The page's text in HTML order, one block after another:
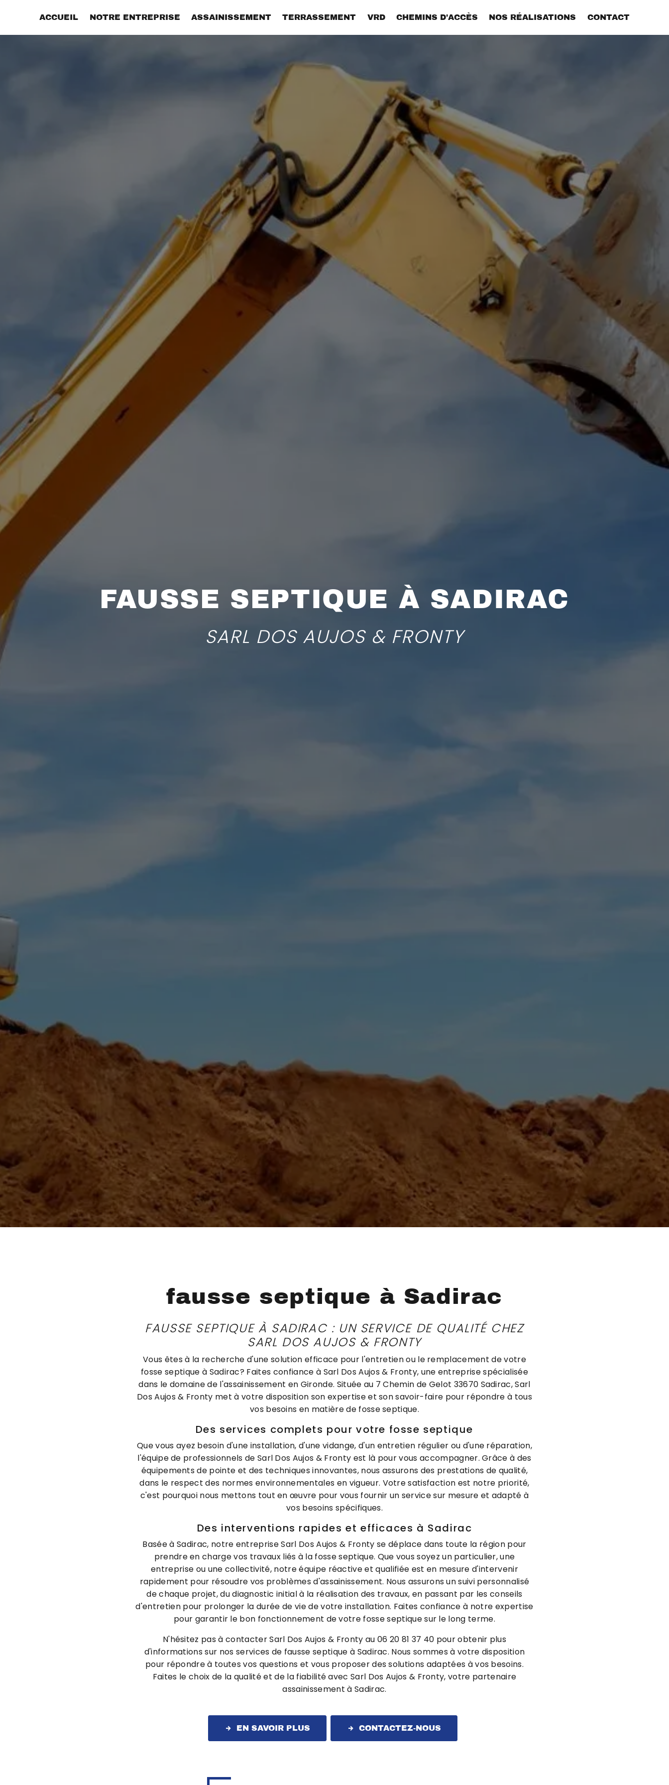
ACCUEIL NOTRE ENTREPRISE ASSAINISSEMENT TERRASSEMENT VRD CHEMINS D'ACCÈS NOS RÉALISATIONS CONTACT
FAUSSE SEPTIQUE À SADIRAC
SARL DOS AUJOS & FRONTY
fausse septique à Sadirac
FAUSSE SEPTIQUE À SADIRAC : UN SERVICE DE QUALITÉ CHEZ
SARL DOS AUJOS & FRONTY
Vous êtes à la recherche d'une solution efficace pour l'entretien ou le remplacement de votre
fosse septique à Sadirac? Faites confiance à Sarl Dos Aujos & Fronty, une entreprise spécialisée
dans le domaine de l'assainissement en Gironde. Située au 7 Chemin de Gelot 33670 Sadirac, Sarl
Dos Aujos & Fronty met à votre disposition son expertise et son savoir-faire pour répondre à tous
vos besoins en matière de fosse septique.
Des services complets pour votre fosse septique
Que vous ayez besoin d'une installation, d'une vidange, d'un entretien régulier ou d'une réparation,
l'équipe de professionnels de Sarl Dos Aujos & Fronty est là pour vous accompagner. Grâce à des
équipements de pointe et des techniques innovantes, nous assurons des prestations de qualité,
dans le respect des normes environnementales en vigueur. Votre satisfaction est notre priorité,
c'est pourquoi nous mettons tout en œuvre pour vous fournir un service sur mesure et adapté à
vos besoins spécifiques.
Des interventions rapides et efficaces à Sadirac
Basée à Sadirac, notre entreprise Sarl Dos Aujos & Fronty se déplace dans toute la région pour
prendre en charge vos travaux liés à la fosse septique. Que vous soyez un particulier, une
entreprise ou une collectivité, notre équipe réactive et qualifiée est en mesure d'intervenir
rapidement pour résoudre vos problèmes d'assainissement. Nous assurons un suivi personnalisé
de chaque projet, du diagnostic initial à la réalisation des travaux, en passant par les conseils
d'entretien pour prolonger la durée de vie de votre installation. Faites confiance à notre expertise
pour garantir le bon fonctionnement de votre fosse septique sur le long terme.
N'hésitez pas à contacter Sarl Dos Aujos & Fronty au 06 20 81 37 40 pour obtenir plus
d'informations sur nos services de fausse septique à Sadirac. Nous sommes à votre disposition
pour répondre à toutes vos questions et vous proposer des solutions adaptées à vos besoins.
Faites le choix de la qualité et de la fiabilité avec Sarl Dos Aujos & Fronty, votre partenaire
assainissement à Sadirac.
EN SAVOIR PLUS CONTACTEZ-NOUS